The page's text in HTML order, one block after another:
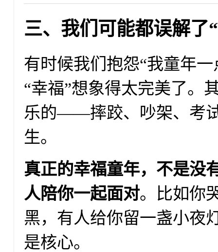
三、我们可能都误解了
有时候我们抱怨“我童年
“幸福”想象得太完美了。
乐的——摔跤、吵架、考
生。
真正的幸福童年，不是没
人陪你一起面对。比如你
黑，有人给你留一盏小夜
是核心。